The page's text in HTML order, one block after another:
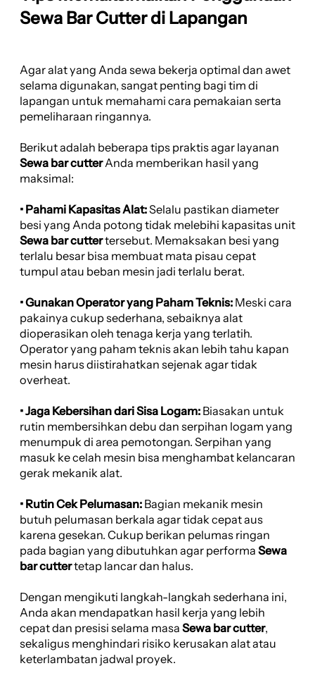
Sewa Bar Cutter di Lapangan
Agar alat yang Anda sewa bekerja optimal dan awet
selama digunakan, sangat penting bagi tim di
lapangan untuk memahami cara pemakaian serta
pemeliharaan ringannya.
Berikut adalah beberapa tips praktis agar layanan
Sewa bar cutterAnda memberikan hasil yang
maksimal:
• Pahami Kapasitas Alat:Selalu pastikan diameter
besi yang Anda potong tidak melebihi kapasitas unit
Sewa bar cuttertersebut. Memaksakan besi yang
terlalu besar bisa membuat mata pisau cepat
tumpul atau beban mesin jadi terlalu berat.
• Gunakan Operator yang Paham Teknis: Meski cara
pakainya cukup sederhana, sebaiknya alat
dioperasikan oleh tenaga kerja yang terlatih.
Operator yang paham teknis akan lebih tahu kapan
mesin harus diistirahatkan sejenak agar tidak
overheat.
• Jaga Kebersihan dari Sisa Logam: Biasakan untuk
rutin membersihkan debu dan serpihan logam yang
menumpuk di area pemotongan. Serpihan yang
masuk ke celah mesin bisa menghambat kelancaran
gerak mekanik alat.
• Rutin Cek Pelumasan: Bagian mekanik mesin
butuh pelumasan berkala agar tidak cepat aus
karena gesekan. Cukup berikan pelumas ringan
pada bagian yang dibutuhkan agar performa Sewa
bar cuttertetap lancar dan halus.
Dengan mengikuti langkah-langkah sederhana ini,
Anda akan mendapatkan hasil kerja yang lebih
cepat dan presisi selama masa Sewa bar cutter,
sekaligus menghindari risiko kerusakan alat atau
keterlambatan jadwal proyek.